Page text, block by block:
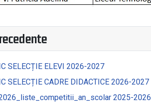
SELECȚIE ELEVI 2026-2027
SELECȚIE CADRE DIDACTICE 2026-2027
2025-2026